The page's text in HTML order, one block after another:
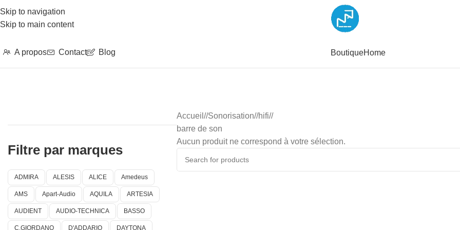
Skip to navigation
Skip to main content
A propos Contact Blog BoutiqueHome
Filtre par marques
ADMIRA ALESIS ALICE Amedeus
AMS Apart-Audio AQUILA ARTESIA
AUDIENT AUDIO-TECHNICA BASSO
C.GIORDANO D'ADDARIO DAYTONA
Accueil / Sonorisation/ hifi/
barre de son
Aucun produit ne correspond à votre sélection.